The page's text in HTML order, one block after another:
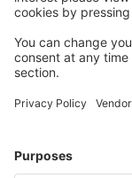
Campos dos
(CAW)
Araraquara
Bom Jesus da